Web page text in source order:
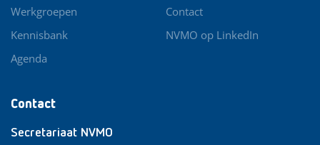
Contact
Secretariaat NVMO
Werkgroepen
Kennisbank
Agenda
Contact
NVMO op LinkedIn